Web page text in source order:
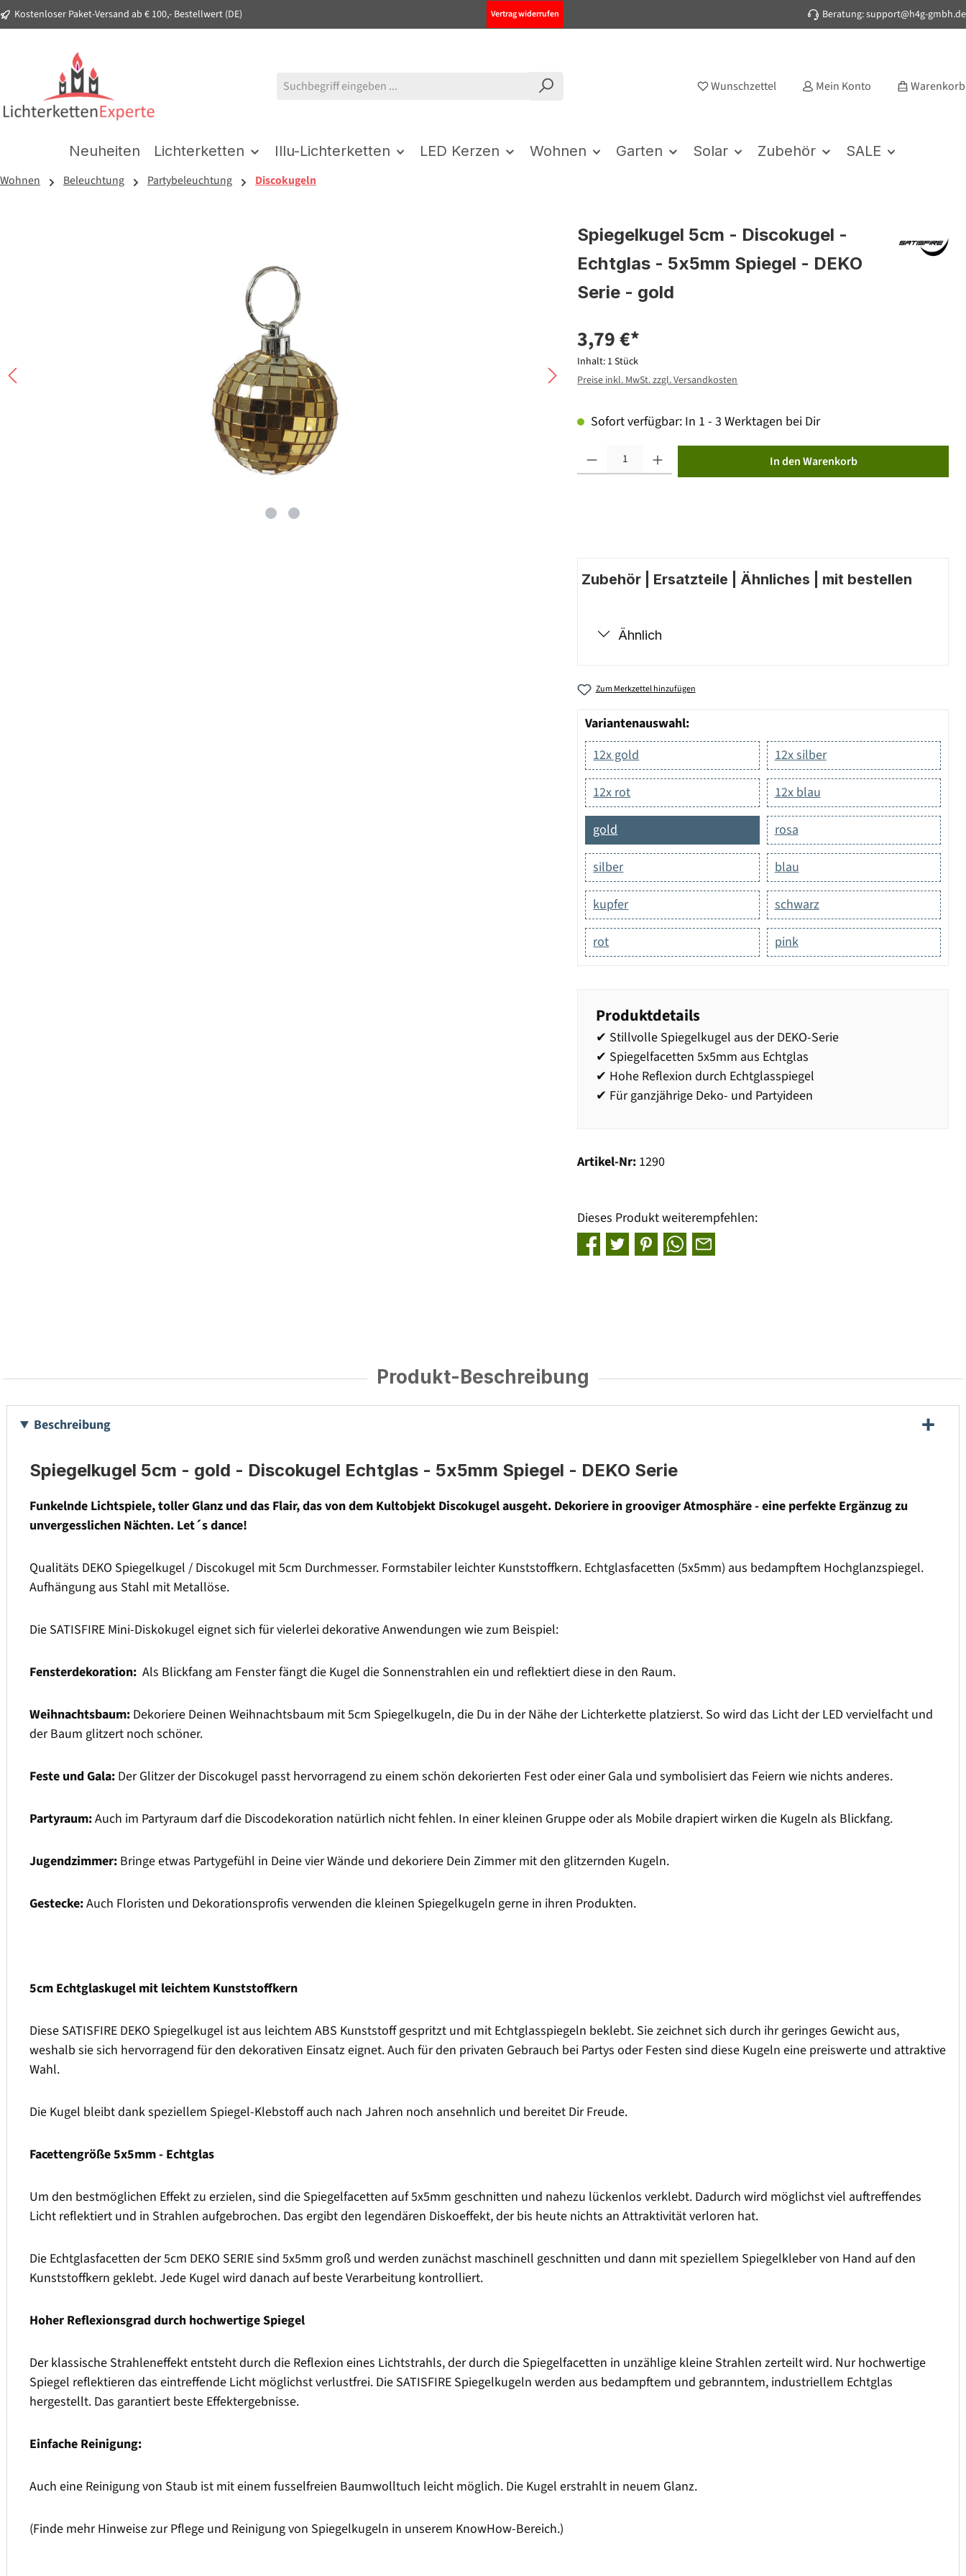
Zur Hauptnavigation springen
Kostenloser Paket-Versand ab € 100,- Bestellwert (DE) Vertrag widerrufen Beratung: support@h4g-gmbh.de
Wunschzettel Mein Konto Warenkorb
Neuheiten Lichterketten Illu-Lichterketten LED Kerzen Wohnen Garten Solar Zubehör SALE
Wohnen Beleuchtung Partybeleuchtung Discokugeln
Spiegelkugel 5cm - Discokugel -
Echtglas - 5x5mm Spiegel - DEKO
Serie - gold
3,79 €*
Inhalt: 1 Stück
Preise inkl. MwSt. zzgl. Versandkosten
Sofort verfügbar: In 1 - 3 Werktagen bei Dir
In den Warenkorb
Zubehör | Ersatzteile | Ähnliches | mit bestellen
Ähnlich
Zum Merkzettel hinzufügen
Variantenauswahl:
12x gold
12x silber
12x rot 12x blau
gold rosa
silber blau
kupfer schwarz
rot pink
Produktdetails
✔ Stillvolle Spiegelkugel aus der DEKO-Serie
✔ Spiegelfacetten 5x5mm aus Echtglas
✔ Hohe Reflexion durch Echtglasspiegel
✔ Für ganzjährige Deko- und Partyideen
Artikel-Nr: 1290
Dieses Produkt weiterempfehlen:
Produkt-Beschreibung
Beschreibung
Spiegelkugel 5cm - gold - Discokugel Echtglas - 5x5mm Spiegel - DEKO Serie
Funkelnde Lichtspiele, toller Glanz und das Flair, das von dem Kultobjekt Discokugel ausgeht. Dekoriere in grooviger Atmosphäre - eine perfekte Ergänzug zu
unvergesslichen Nächten. Let´s dance!
Qualitäts DEKO Spiegelkugel / Discokugel mit 5cm Durchmesser. Formstabiler leichter Kunststoffkern. Echtglasfacetten (5x5mm) aus bedampftem Hochglanzspiegel.
Aufhängung aus Stahl mit Metallöse.
Die SATISFIRE Mini-Diskokugel eignet sich für vielerlei dekorative Anwendungen wie zum Beispiel:
Fensterdekoration: Als Blickfang am Fenster fängt die Kugel die Sonnenstrahlen ein und reflektiert diese in den Raum.
Weihnachtsbaum: Dekoriere Deinen Weihnachtsbaum mit 5cm Spiegelkugeln, die Du in der Nähe der Lichterkette platzierst. So wird das Licht der LED vervielfacht und
der Baum glitzert noch schöner.
Feste und Gala: Der Glitzer der Discokugel passt hervorragend zu einem schön dekorierten Fest oder einer Gala und symbolisiert das Feiern wie nichts anderes.
Partyraum:Auch im Partyraum darf die Discodekoration natürlich nicht fehlen. In einer kleinen Gruppe oder als Mobile drapiert wirken die Kugeln als Blickfang.
Jugendzimmer: Bringe etwas Partygefühl in Deine vier Wände und dekoriere Dein Zimmer mit den glitzernden Kugeln.
Gestecke:Auch Floristen und Dekorationsprofis verwenden die kleinen Spiegelkugeln gerne in ihren Produkten.
5cm Echtglaskugel mit leichtem Kunststoffkern
Diese SATISFIRE DEKO Spiegelkugel ist aus leichtem ABS Kunststoff gespritzt und mit Echtglasspiegeln beklebt. Sie zeichnet sich durch ihr geringes Gewicht aus,
weshalb sie sich hervorragend für den dekorativen Einsatz eignet. Auch für den privaten Gebrauch bei Partys oder Festen sind diese Kugeln eine preiswerte und attraktive
Wahl.
Die Kugel bleibt dank speziellem Spiegel-Klebstoff auch nach Jahren noch ansehnlich und bereitet Dir Freude.
Facettengröße 5x5mm - Echtglas
Um den bestmöglichen Effekt zu erzielen, sind die Spiegelfacetten auf 5x5mm geschnitten und nahezu lückenlos verklebt. Dadurch wird möglichst viel auftreffendes
Licht reflektiert und in Strahlen aufgebrochen. Das ergibt den legendären Diskoeffekt, der bis heute nichts an Attraktivität verloren hat.
Die Echtglasfacetten der 5cm DEKO SERIE sind 5x5mm groß und werden zunächst maschinell geschnitten und dann mit speziellem Spiegelkleber von Hand auf den
Kunststoffkern geklebt. Jede Kugel wird danach auf beste Verarbeitung kontrolliert.
Hoher Reflexionsgrad durch hochwertige Spiegel
Der klassische Strahleneffekt entsteht durch die Reflexion eines Lichtstrahls, der durch die Spiegelfacetten in unzählige kleine Strahlen zerteilt wird. Nur hochwertige
Spiegel reflektieren das eintreffende Licht möglichst verlustfrei. Die SATISFIRE Spiegelkugeln werden aus bedampftem und gebranntem, industriellem Echtglas
hergestellt. Das garantiert beste Effektergebnisse.
Einfache Reinigung:
Auch eine Reinigung von Staub ist mit einem fusselfreien Baumwolltuch leicht möglich. Die Kugel erstrahlt in neuem Glanz.
(Finde mehr Hinweise zur Pflege und Reinigung von Spiegelkugeln in unserem KnowHow-Bereich.)